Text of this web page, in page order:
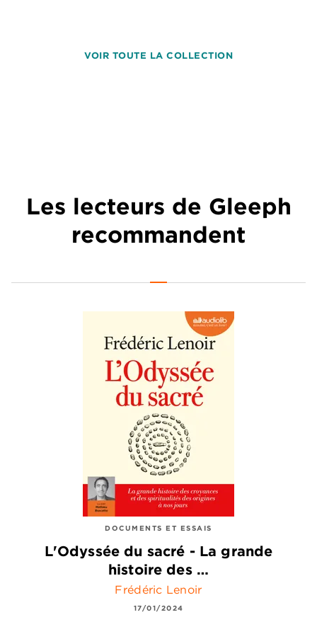
VOIR TOUTE LA COLLECTION
Les lecteurs de Gleeph
recommandent
DOCUMENTS ET ESSAIS
L'Odyssée du sacré - La grande
histoire des …
Frédéric Lenoir
17/01/2024